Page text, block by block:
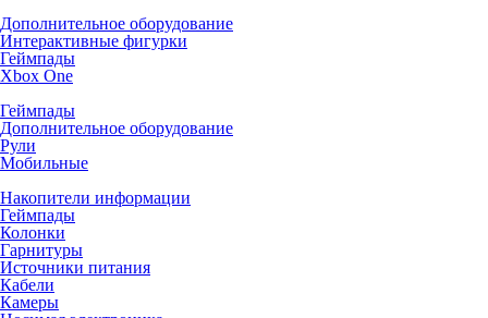
Дополнительное оборудование
Интерактивные фигурки
Геймпады
Xbox One
Геймпады
Дополнительное оборудование
Рули
Мобильные
Накопители информации
Геймпады
Колонки
Гарнитуры
Источники питания
Кабели
Камеры